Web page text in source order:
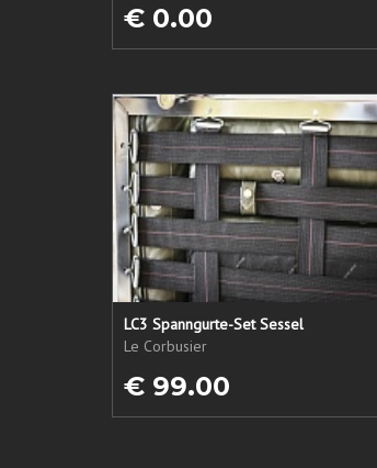
€ 0.00
LC3 Spanngurte-Set Sessel
Le Corbusier
€ 99.00